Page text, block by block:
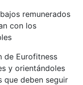
remunerados
con los
de Eurofitness
y orientándoles
que deben seguir